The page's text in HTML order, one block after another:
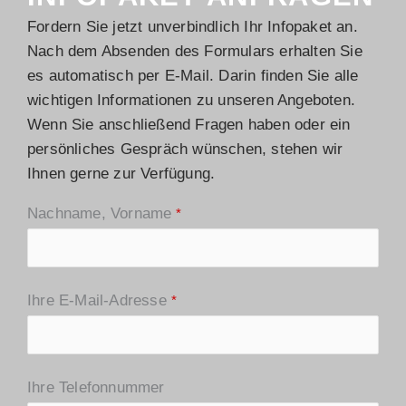
Fordern Sie jetzt unverbindlich Ihr Infopaket an.
Nach dem Absenden des Formulars erhalten Sie
es automatisch per E-Mail. Darin finden Sie alle
wichtigen Informationen zu unseren Angeboten.
Wenn Sie anschließend Fragen haben oder ein
persönliches Gespräch wünschen, stehen wir
Ihnen gerne zur Verfügung.
Nachname, Vorname *
Ihre E-Mail-Adresse *
Ihre Telefonnummer